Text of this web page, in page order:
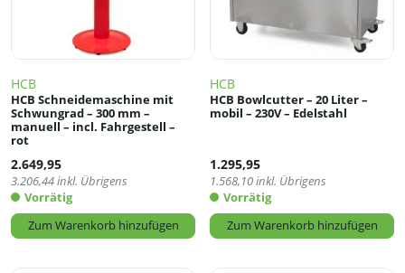
HCB
HCB Schneidemaschine mit
Schwungrad – 300 mm –
manuell – incl. Fahrgestell –
rot
2.649,95
3.206,44inkl. Übrigens
Vorrätig
Zum Warenkorb hinzufügen
HCB
HCB Bowlcutter – 20 Liter –
mobil – 230V – Edelstahl
1.295,95
1.568,10inkl. Übrigens
Vorrätig
Zum Warenkorb hinzufügen